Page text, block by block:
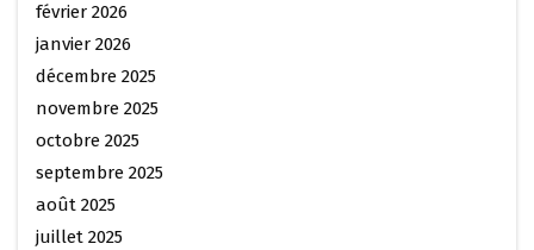
février 2026
janvier 2026
décembre 2025
novembre 2025
octobre 2025
septembre 2025
août 2025
juillet 2025